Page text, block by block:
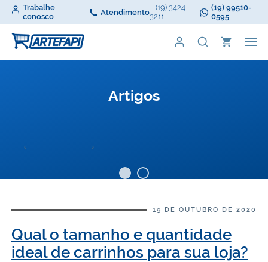
Trabalhe
conosco
Atendimento
(19) 3424-
3211
(19) 99510-
0595
‹ ›
19 DE OUTUBRO DE 2020
Qual o tamanho e quantidade
ideal de carrinhos para sua loja?